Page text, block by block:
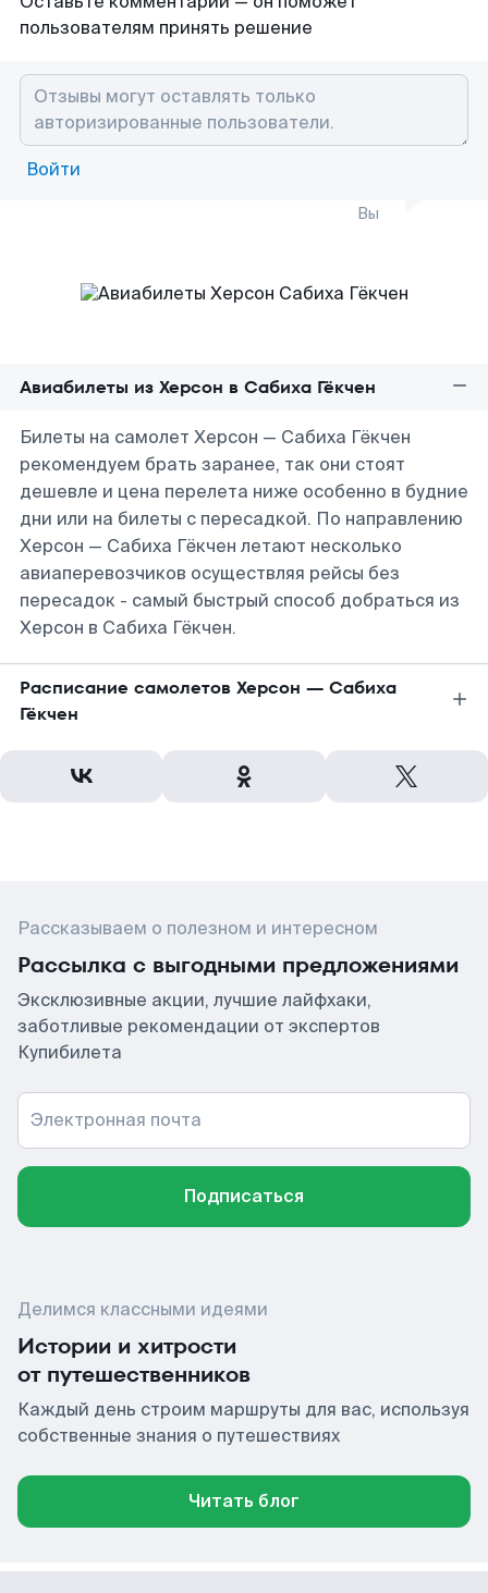
пользователям принять решение
Войти
Вы
Авиабилеты из Херсон в Сабиха Гёкчен
Билеты на самолет Херсон — Сабиха Гёкчен
рекомендуем брать заранее, так они стоят
дешевле и цена перелета ниже особенно в будние
дни или на билеты с пересадкой. По направлению
Херсон — Сабиха Гёкчен летают несколько
авиаперевозчиков осуществляя рейсы без
пересадок - самый быстрый способ добраться из
Херсон в Сабиха Гёкчен.
Расписание самолетов Херсон — Сабиха
Гёкчен
Рассказываем о полезном и интересном
Рассылка с выгодными предложениями
Эксклюзивные акции, лучшие лайфхаки,
заботливые рекомендации от экспертов
Купибилета
Электронная почта
Подписаться
Делимся классными идеями
Истории и хитрости
от путешественников
Каждый день строим маршруты для вас, используя
собственные знания о путешествиях
Читать блог